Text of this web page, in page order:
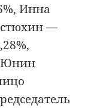
Инна
—
Юнин